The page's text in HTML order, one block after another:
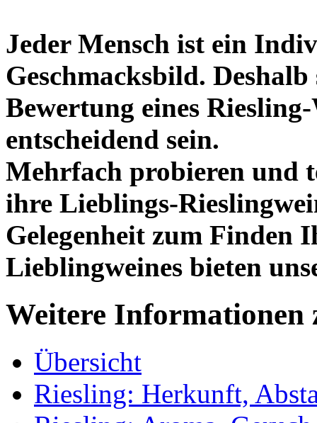
Jeder Mensch ist ein
Geschmacksbild.
Bewertung eines
entscheidend sein.
Mehrfach probieren und
ihre Lieblings-
Gelegenheit zum Finden
Lieblingweines bieten
Weitere Informationen
Übersicht
Riesling: Herkunft,